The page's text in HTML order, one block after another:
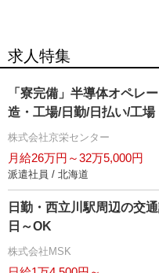
求人特集
「寮完備」半導体オペレ
造・工場/日勤/日払い/工場
株式会社京栄センター
月給26万円～32万5,000円
派遣社員 / 北海道
日勤・西立川駅周辺の交
日～OK
株式会社MSK